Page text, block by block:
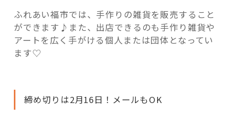
ふれあい福市では、手作りの雑貨を販売すること
ができます♪また、出店できるのも手作り雑貨や
アートを広く手がける個人または団体となってい
ます♡
締め切りは2月16日！メールもOK